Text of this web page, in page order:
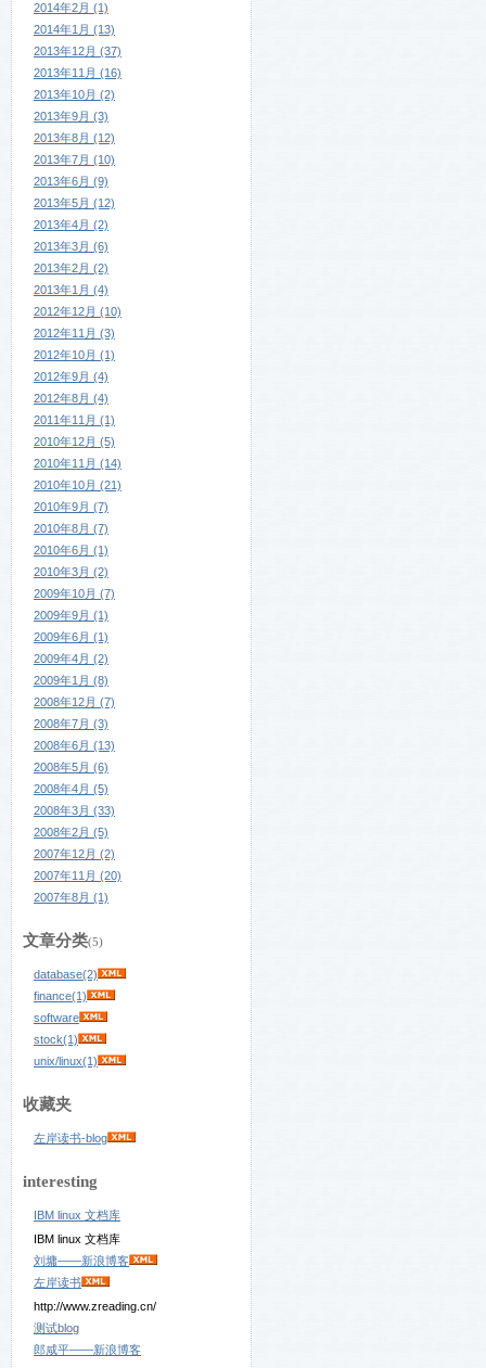
2014年2月 (1)
2014年1月 (13)
2013年12月 (37)
2013年11月 (16)
2013年10月 (2)
2013年9月 (3)
2013年8月 (12)
2013年7月 (10)
2013年6月 (9)
2013年5月 (12)
2013年4月 (2)
2013年3月 (6)
2013年2月 (2)
2013年1月 (4)
2012年12月 (10)
2012年11月 (3)
2012年10月 (1)
2012年9月 (4)
2012年8月 (4)
2011年11月 (1)
2010年12月 (5)
2010年11月 (14)
2010年10月 (21)
2010年9月 (7)
2010年8月 (7)
2010年6月 (1)
2010年3月 (2)
2009年10月 (7)
2009年9月 (1)
2009年6月 (1)
2009年4月 (2)
2009年1月 (8)
2008年12月 (7)
2008年7月 (3)
2008年6月 (13)
2008年5月 (6)
2008年4月 (5)
2008年3月 (33)
2008年2月 (5)
2007年12月 (2)
2007年11月 (20)
2007年8月 (1)
文章分类(5)
database(2)
finance(1)
software
stock(1)
unix/linux(1)
收藏夹
左岸读书-blog
interesting
IBM linux 文档库
IBM linux 文档库
刘墉——新浪博客
左岸读书
http://www.zreading.cn/
测试blog
郎咸平——新浪博客